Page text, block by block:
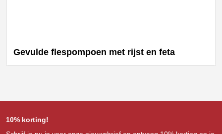
Gevulde flespompoen met rijst en feta
10% korting!